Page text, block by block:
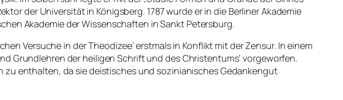
der Universität in Königsberg. 1787 wurde er in die Berliner Akademie
Akademie der Wissenschaften in Sankt Petersburg.
Versuche in der Theodizee‘ erstmals in Konflikt mit der Zensur. In einem
Grundlehren der heiligen Schrift und des Christentums‘ vorgeworfen.
zu enthalten, da sie deistisches und sozinianisches Gedankengut